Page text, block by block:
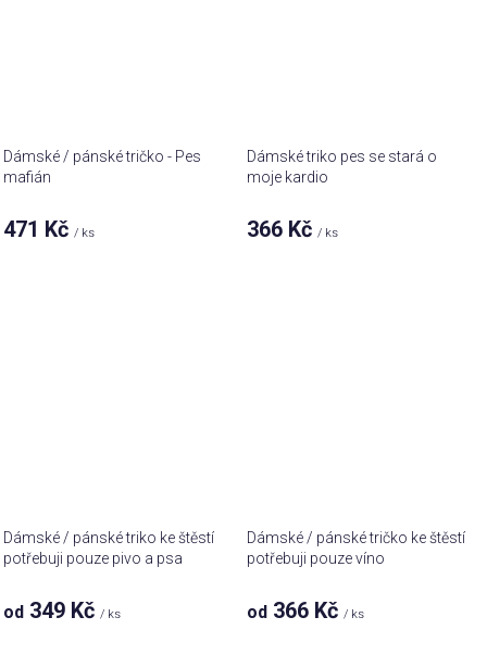
Dámské / pánské tričko - Pes
mafián
471 Kč/ ks
Dámské triko pes se stará o
moje kardio
366 Kč/ ks
Dámské / pánské triko ke štěstí
potřebuji pouze pivo a psa
od 349 Kč / ks
Dámské / pánské tričko ke štěstí
potřebuji pouze víno
od 366 Kč / ks